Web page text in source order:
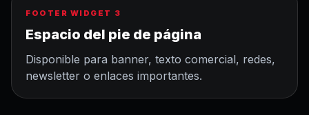
FOOTER WIDGET 3
Espacio del pie de página
Disponible para banner, texto comercial, redes,
newsletter o enlaces importantes.